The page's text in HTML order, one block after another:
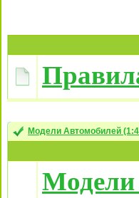
Модели Автомобилей
Модели